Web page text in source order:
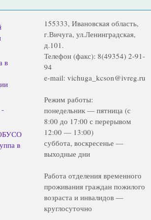
в
-
в
155333, Ивановская область,
г.Вичуга, ул.Ленинградская,
д.101.
Телефон (факс): 8(49354) 2-91-
94
e-mail: vichuga_kcson@ivreg.ru
Режим работы:
понедельник — пятница (с
8:00 до 17:00 с перерывом
12:00 — 13:00)
суббота, воскресенье —
выходные дни
Работа отделения временного
проживания граждан пожилого
возраста и инвалидов —
круглосуточно